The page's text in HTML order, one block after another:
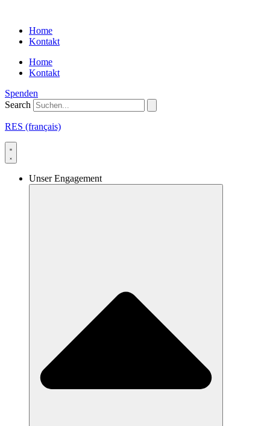
contentHome
Kontakt
Home
Kontakt
Spenden
Search
RES (français)
Unser Engagement